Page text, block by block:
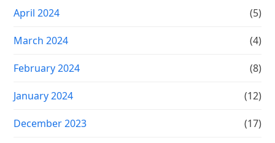
April 2024 (5)
March 2024 (4)
February 2024 (8)
January 2024 (12)
December 2023 (17)